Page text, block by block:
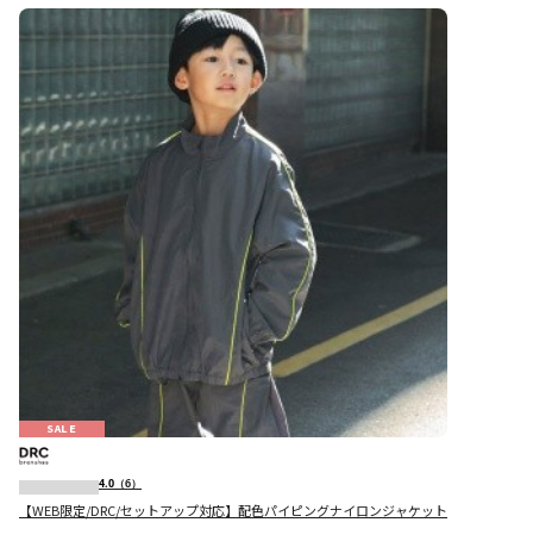
SALE
4.0 （6）
【WEB限定/DRC/セットアップ対応】配色パイピングナイロンジャケット